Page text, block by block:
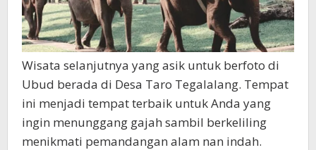
Wisata selanjutnya yang asik untuk berfoto di
Ubud berada di Desa Taro Tegalalang. Tempat
ini menjadi tempat terbaik untuk Anda yang
ingin menunggang gajah sambil berkeliling
menikmati pemandangan alam nan indah.